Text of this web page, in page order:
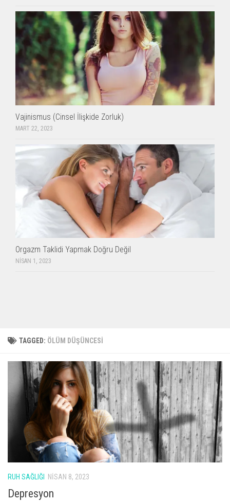
TAGGED: ÖLÜM DÜŞÜNCESI
RUH SAĞLIĞI NISAN 8, 2023
Depresyon
Vajinismus (Cinsel İlişkide Zorluk)
MART 22, 2023
Orgazm Taklidi Yapmak Doğru Değil
NISAN 1, 2023